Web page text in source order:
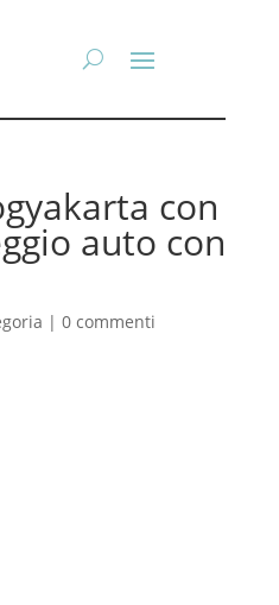
con
auto con
| 0 commenti